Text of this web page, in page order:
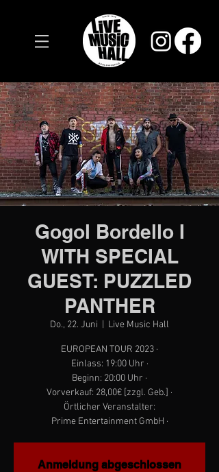
Gogol Bordello I
WITH SPECIAL
GUEST: PUZZLED
PANTHER
Do., 22. Juni Live Music Hall
EUROPEAN TOUR 2023 ·
Einlass: 19:00 Uhr ·
Beginn: 20:00 Uhr ·
Vorverkauf: 28,00€ [zzgl. Geb.] ·
Örtlicher Veranstalter:
Prime Entertainment GmbH ·
Anmeldung abgeschlossen